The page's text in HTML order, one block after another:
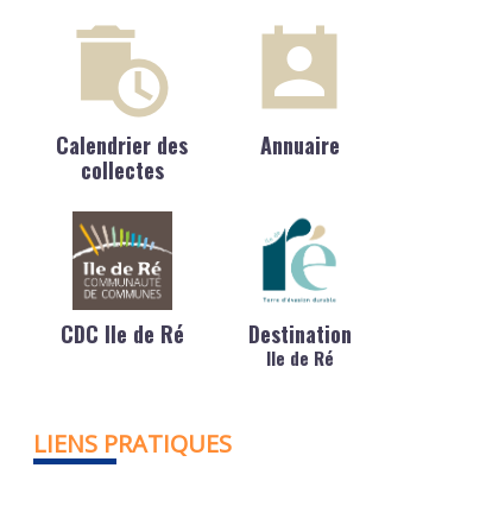
Calendrier des
collectes
Annuaire
CDC Ile de Ré Destination
Ile de Ré
LIENS PRATIQUES